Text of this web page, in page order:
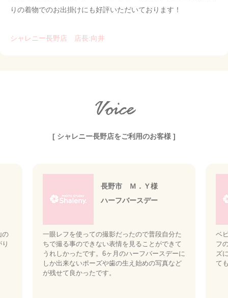
りの着物でのお出掛けにも好評いただいております！
シャレニー長野店 店長:向井
Voice
[ シャレニー長野店をご利用のお客様 ]
の
長野市 Ｍ．Ｙ様
ハーフバースデー
一眼レフを使っての撮影だったので普段自分た
ちで撮る事のできない表情を見ることができて
うれしかったです。6ヶ月のハーフバースデーに
しか出来ないポーズや歯の生え始めの写真など
が残せて良かったです。
ベ
フ
ズ
て